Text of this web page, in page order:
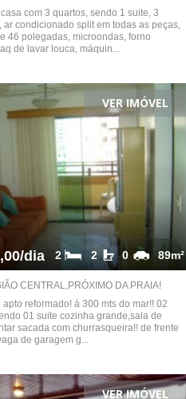
com 3 quartos, sendo 1 suite, 3
ar condicionado split em todas as peças,
46 polegadas, microondas, forno
de lavar louca, máquin...
VER IMÓVEL
dia 89m²
0
2
2
CENTRAL,PRÓXIMO DA PRAIA!
apto reformado! á 300 mts do mar!! 02
01 suite cozinha grande,sala de
sacada com churrasqueira!! de frente
de garagem g...
VER IMÓVEL